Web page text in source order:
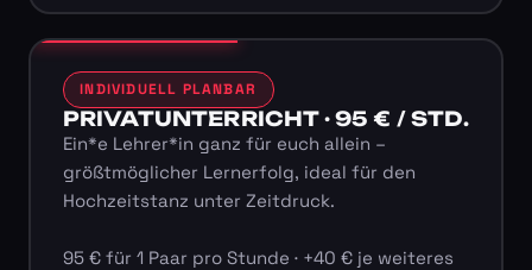
INDIVIDUELL PLANBAR
PRIVATUNTERRICHT · 95 € / STD.
Ein*e Lehrer*in ganz für euch allein –
größtmöglicher Lernerfolg, ideal für den
Hochzeitstanz unter Zeitdruck.
95 € für 1 Paar pro Stunde · +40 € je weiteres